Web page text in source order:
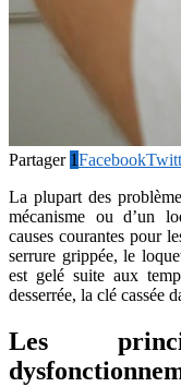
Partager 1Facebook
La plupart des
mécanisme ou d’un
causes courantes pour
serrure grippée, le
est gelé suite aux
desserrée, la clé cassée
Les